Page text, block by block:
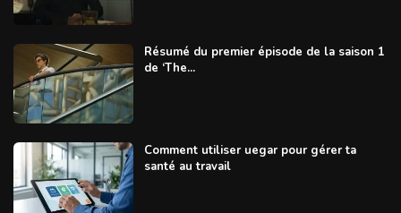
Résumé du premier épisode de la saison 1
de ‘The...
Comment utiliser uegar pour gérer ta
santé au travail